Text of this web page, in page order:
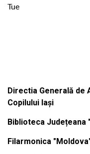
Tue
Directia Generală de
Copilului Iași
Biblioteca Județeana
Filarmonica